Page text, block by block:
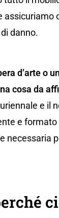
assicuriamo
danno.
d’arte o
cosa da
e il
e formato
necessaria